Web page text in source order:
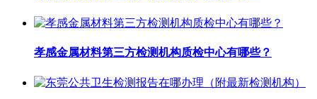
孝感金属材料第三方检测机构质检中心有哪些？